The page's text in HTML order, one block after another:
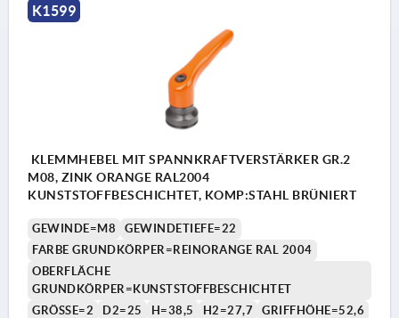
K1599
KLEMMHEBEL MIT SPANNKRAFTVERSTÄRKER GR.2
M08, ZINK ORANGE RAL2004
KUNSTSTOFFBESCHICHTET, KOMP:STAHL BRÜNIERT
GEWINDE=M8
GEWINDETIEFE=22
FARBE GRUNDKÖRPER=REINORANGE RAL 2004
OBERFLÄCHE
GRUNDKÖRPER=KUNSTSTOFFBESCHICHTET
GRÖSSE=2
D2=25 H=38,5 H2=27,7
GRIFFHÖHE=52,6